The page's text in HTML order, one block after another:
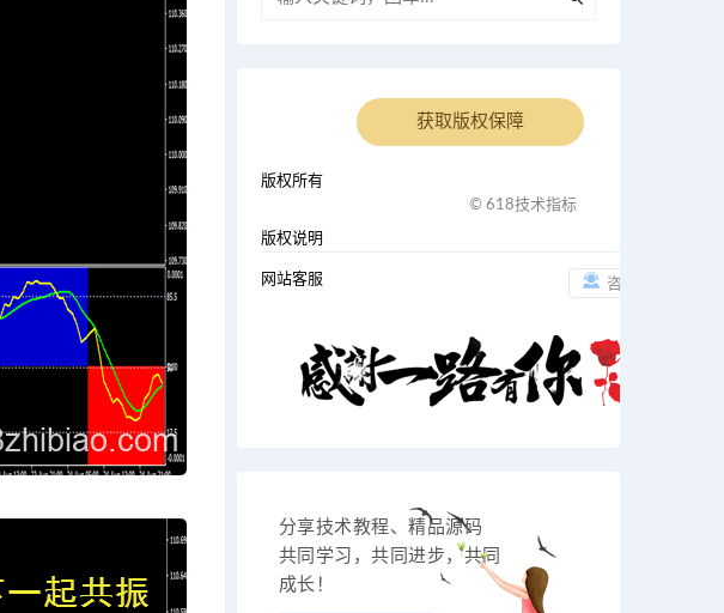
获取版权保障
版权所有
© 618技术指标
版权说明
网站客服 咨询客服
分享技术教程、精品源码
共同学习，共同进步，共同
成长！